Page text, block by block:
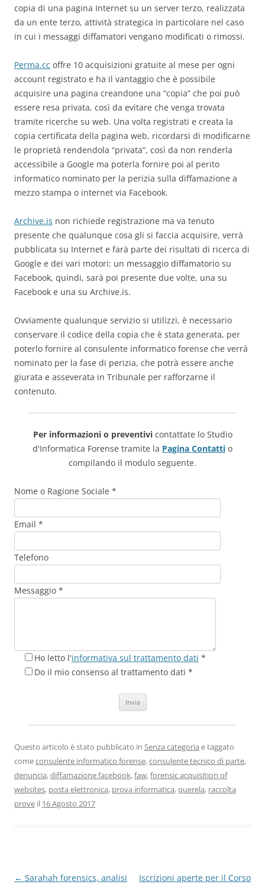
copia di una pagina Internet su un server terzo, realizzata
da un ente terzo, attività strategica in particolare nel caso
in cui i messaggi diffamatori vengano modificati o rimossi.
Perma.cc offre 10 acquisizioni gratuite al mese per ogni
account registrato e ha il vantaggio che è possibile
acquisire una pagina creandone una “copia” che poi può
essere resa privata, così da evitare che venga trovata
tramite ricerche su web. Una volta registrati e creata la
copia certificata della pagina web, ricordarsi di modificarne
le proprietà rendendola “privata”, così da non renderla
accessibile a Google ma poterla fornire poi al perito
informatico nominato per la perizia sulla diffamazione a
mezzo stampa o internet via Facebook.
Archive.is non richiede registrazione ma va tenuto
presente che qualunque cosa gli si faccia acquisire, verrà
pubblicata su Internet e farà parte dei risultati di ricerca di
Google e dei vari motori: un messaggio diffamatorio su
Facebook, quindi, sarà poi presente due volte, una su
Facebook e una su Archive.is.
Ovviamente qualunque servizio si utilizzi, è necessario
conservare il codice della copia che è stata generata, per
poterlo fornire al consulente informatico forense che verrà
nominato per la fase di perizia, che potrà essere anche
giurata e asseverata in Tribunale per rafforzarne il
contenuto.
Per informazioni o preventivicontattate lo Studio
d'Informatica Forense tramite la Pagina Contatti o
compilando il modulo seguente.
Nome o Ragione Sociale *
Email *
Telefono
Messaggio *
Ho letto l'informativa sul trattamento dati *
Do il mio consenso al trattamento dati *
Questo articolo è stato pubblicato in Senza categoria e taggato
comeconsulente informatico forense,consulente tecnico di parte,
denuncia,diffamazione facebook,faw,forensic acquisition of
websites, posta elettronica, prova informatica,querela, raccolta
prove il 16 Agosto 2017
Navigazione
← Sarahah forensics, analisi
Iscrizioni aperte per il Corso